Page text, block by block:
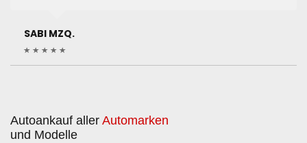
SABI MZQ.
Autoankauf aller Automarken
und Modelle